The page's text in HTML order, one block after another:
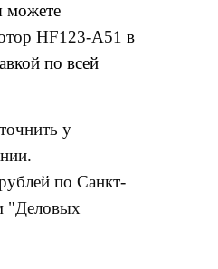
HF123-A51 в
по всей
у
по Санкт-
"Деловых